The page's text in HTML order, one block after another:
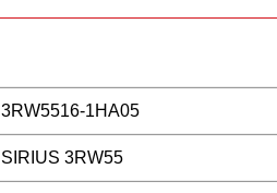
3RW5516-1HA05
SIRIUS 3RW55